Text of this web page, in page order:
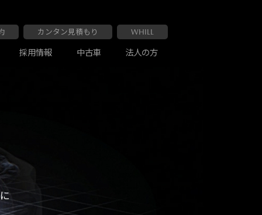
カンタン見積もり WHILL
採用情報 中古車 法人の方